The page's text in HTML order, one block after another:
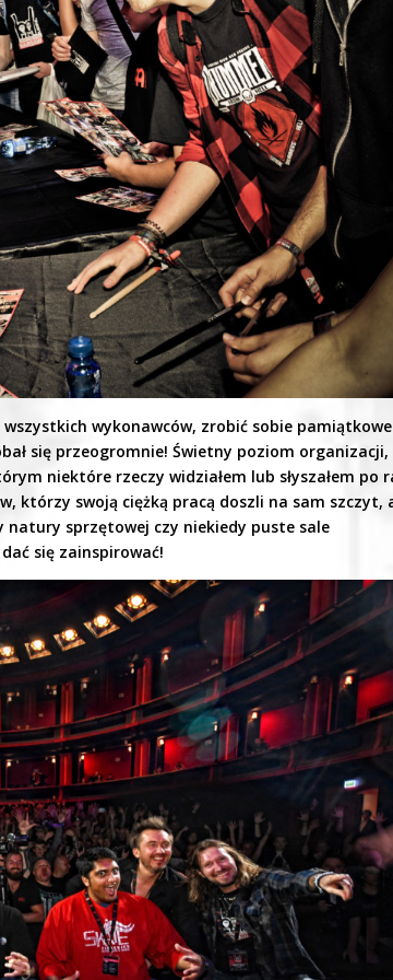
wykonawców, zrobić sobie pamiątkowe
się przeogromnie! Świetny poziom organizacji,
niektóre rzeczy widziałem lub słyszałem po
którzy swoją ciężką pracą doszli na sam szczyt,
natury sprzętowej czy niekiedy puste sale
się zainspirować!